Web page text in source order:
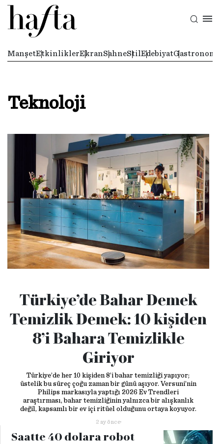
ManşetEtkinliklerEkranSahneStil EdebiyatGastronomi
Teknoloji
Türkiye’de Bahar Demek
Temizlik Demek: 10 kişiden
8’i Bahara Temizlikle
Giriyor
Türkiye’de her 10 kişiden 8’i bahar temizliği yapıyor;
üstelik bu süreç çoğu zaman bir günü aşıyor. Versuni’nin
Philips markasıyla yaptığı 2026 Ev Trendleri
araştırması, bahar temizliğinin yalnızca bir alışkanlık
değil, kapsamlı bir ev içi ritüel olduğunu ortaya koyuyor.
2 ay önce
Saatte 40 dolara robot